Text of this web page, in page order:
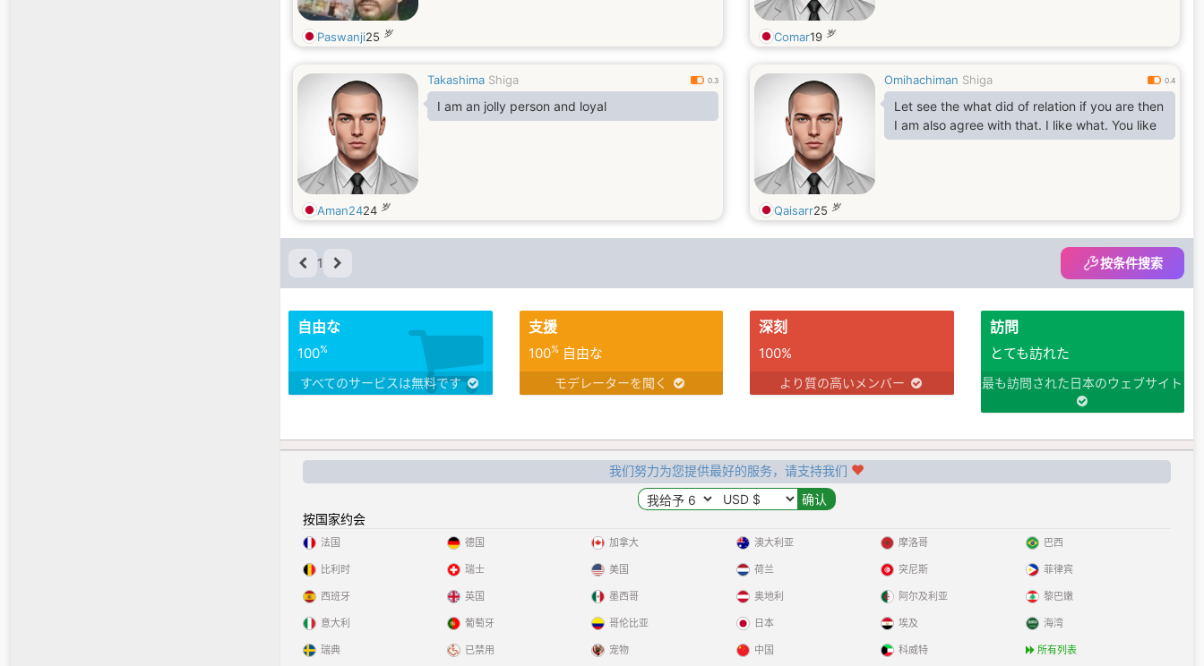
Paswanji25 岁 Comar19 岁
Takashima Shiga 0.3
I am an jolly person and loyal
Aman2424 岁
Omihachiman Shiga 0.4
Let see the what did of relation if you are then
I am also agree with that. I like what. You like
Qaisarr25 岁
1 按条件搜索
自由な
100%
すべてのサービスは無料です
支援
100%自由な
モデレーターを聞く
深刻
100%
より質の高いメンバー
訪問
とても訪れた
最も訪問された日本のウェブサイト
我们努力为您提供最好的服务，请支持我们
按国家约会
法国
比利时
西班牙
意大利
瑞典
德国
瑞士
英国
葡萄牙
已禁用
加拿大
美国
墨西哥
哥伦比亚
宠物
澳大利亚
荷兰
奥地利
日本
中国
摩洛哥
突尼斯
阿尔及利亚
埃及
科威特
巴西
菲律宾
黎巴嫩
海湾
所有列表